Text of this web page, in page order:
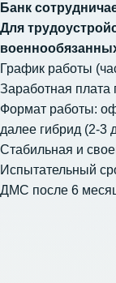
Банк
Для
График работы
Заработная плата
Формат работы:
далее гибрид (2-3
Стабильная и
Испытательный
ДМС после 6